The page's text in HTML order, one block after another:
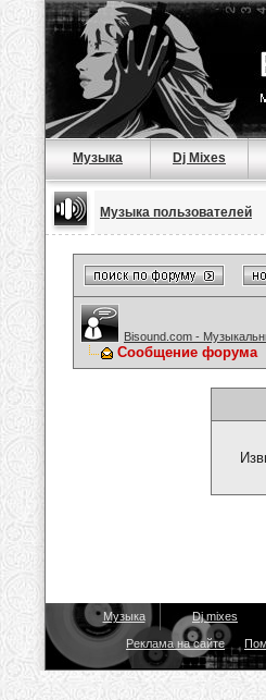
Музыка Dj Mixes
Музыка пользователей
Bisound.com -
Сообщение форума
Музыка Dj mixes
Реклама на сайте